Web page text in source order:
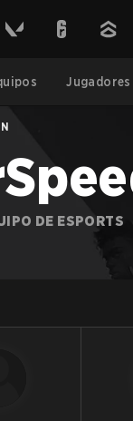
Jugadores
DE ESPORTS